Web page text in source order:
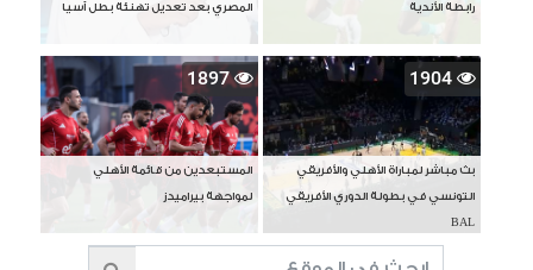
رابطة الأندية المصري بعد تعديل تهنئة بطل آسيا
1904
بث مباشر لمباراة الأهلي والأفريقي
التونسي في بطولة الدوري الأفريقي
BAL
1897
المستبعدين من قائمة الأهلي
لمواجهة بيراميدز